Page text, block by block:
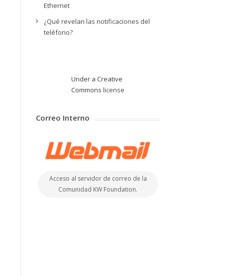
Ethernet
¿Qué revelan las notificaciones del
teléfono?
Under a Creative
Commons license
Correo Interno
Acceso al servidor de correo de la
Comunidad KW Foundation.